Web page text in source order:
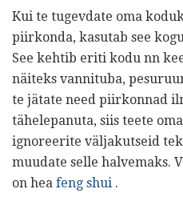
Kui te tugevdate oma
piirkonda, kasutab see
See kehtib eriti kodu nn
näiteks vannituba,
te jätate need piirkonnad
tähelepanuta, siis teete
ignoreerite väljakutseid
muudate selle halvemaks.
on hea feng shui .